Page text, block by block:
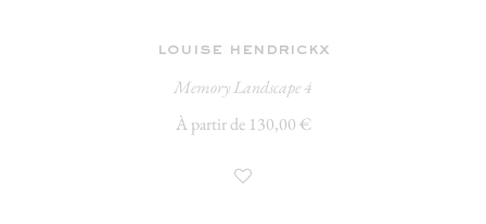
louise hendrickx
Memory Landscape 4
À partir de 130,00 €